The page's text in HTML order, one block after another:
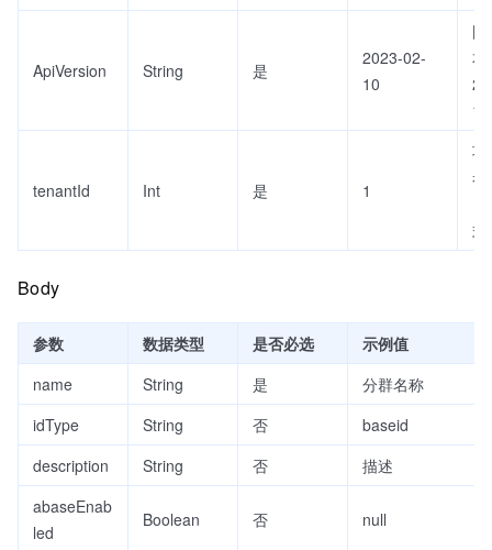
ApiVersion String 是
2023-02-
10
本
10
tenantId Int 是 1
项
考
式
Body
参数 数据类型 是否必选
示例值
name
String 是
分群名称
idType
String 否
baseid
description
String 否
描述
abaseEnab
led
Boolean 否 null